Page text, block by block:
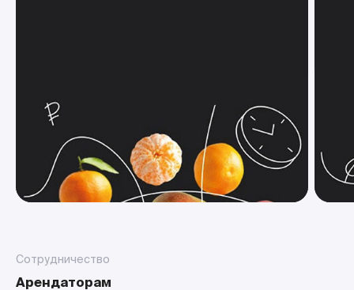
Сотрудничество
Арендаторам